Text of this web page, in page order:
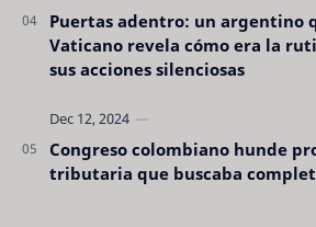
Puertas adentro: un argentino
Vaticano revela cómo era la
sus acciones silenciosas
Congreso colombiano hunde
tributaria que buscaba